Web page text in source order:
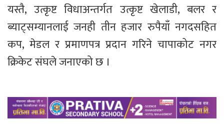
यस्तै, उत्कृष्ट विधाअन्तर्गत उत्कृष्ट खेलाडी, बलर र
ब्याट्सम्यानलाई जनही तीन हजार रुपैयाँ नगदसहित
कप, मेडल र प्रमाणपत्र प्रदान गरिने चापाकोट नगर
क्रिकेट संघले जनाएको छ ।